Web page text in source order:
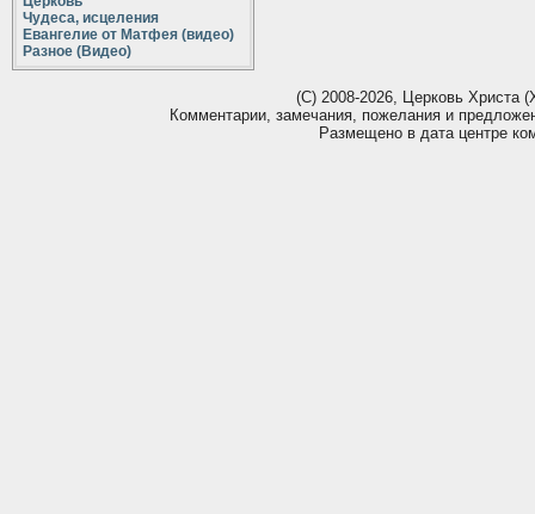
Чудеса, исцеления
Евангелие от Матфея (видео)
Разное (Видео)
(С) 2008-2026, Церковь Христа
Комментарии, замечания, пожелания и
Размещено в дата центре